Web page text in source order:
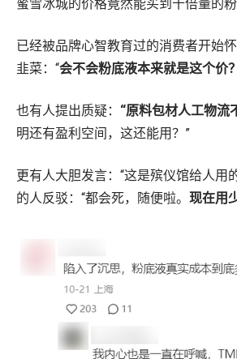
蜜雪冰城的价格竟然能买到十倍量的粉
已经被品牌心智教育过的消费者开始
韭菜：“会不会粉底液本来就是这个价？
也有人提出质疑： “原料包材人工物流
明还有盈利空间，这还能用？”
更有人大胆发言：“这是殡仪馆给人用
的人反驳：“都会死，随便啦。 现在用